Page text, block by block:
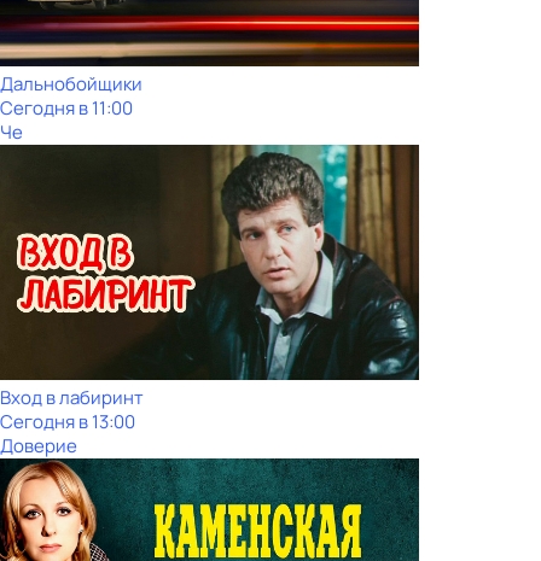
Дальнобойщики
Сегодня в 11:00
Че
Вход в лабиринт
Сегодня в 13:00
Доверие